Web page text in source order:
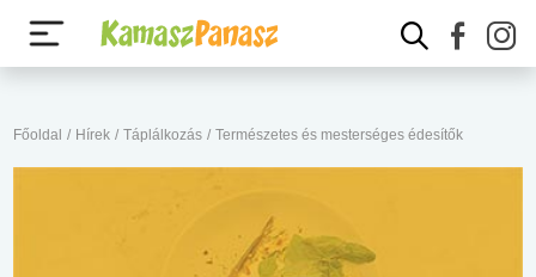
Főoldal / Hírek / Táplálkozás / Természetes és mesterséges édesítők